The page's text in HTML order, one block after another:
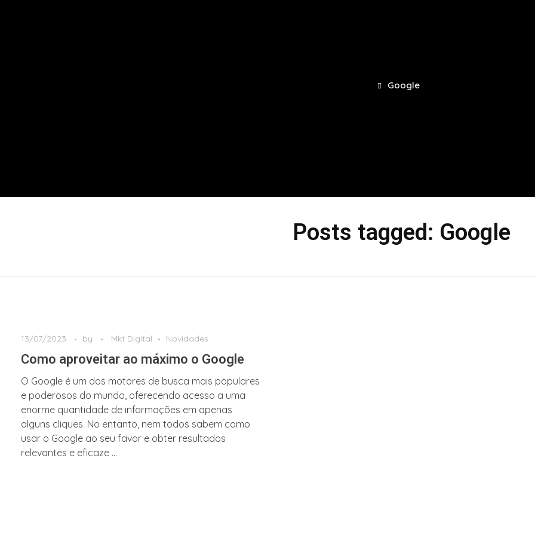
Google
Posts tagged: Google
13/07/2023 by Mkt Digital Novidades
Como aproveitar ao máximo o Google
O Google é um dos motores de busca mais populares
e poderosos do mundo, oferecendo acesso a uma
enorme quantidade de informações em apenas
alguns cliques. No entanto, nem todos sabem como
usar o Google ao seu favor e obter resultados
relevantes e eficaze ...